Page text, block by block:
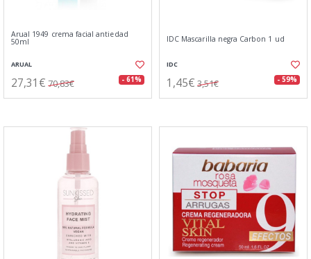
Arual 1949 crema facial antiedad
50ml
ARUAL
27,31€ 70,83€ - 61%
IDC Mascarilla negra Carbon 1 ud
IDC
1,45€ 3,51€ - 59%